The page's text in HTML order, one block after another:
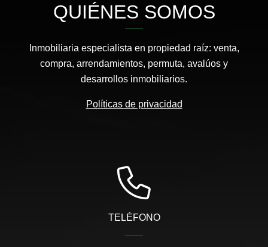
QUIÉNES SOMOS
Inmobiliaria especialista en propiedad raíz: venta,
compra, arrendamientos, permuta, avalúos y
desarrollos inmobiliarios.
Políticas de privacidad
TELÉFONO